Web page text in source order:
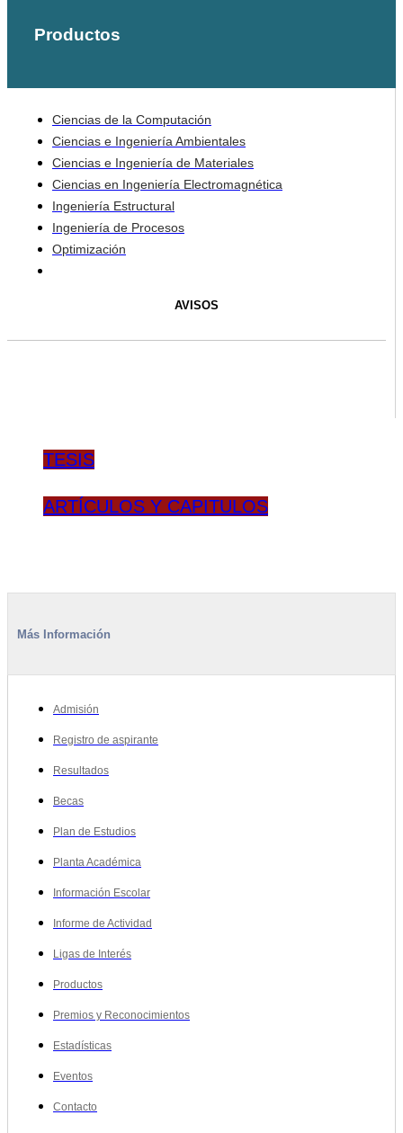
Productos
Ciencias de la Computación
Ciencias e Ingeniería Ambientales
Ciencias e Ingeniería de Materiales
Ciencias en Ingeniería Electromagnética
Ingeniería Estructural
Ingeniería de Procesos
Optimización
AVISOS
TESIS
ARTÍCULOS Y CAPITULOS
Más Información
Admisión
Registro de aspirante
Resultados
Becas
Plan de Estudios
Planta Académica
Información Escolar
Informe de Actividad
Ligas de Interés
Productos
Premios y Reconocimientos
Estadísticas
Eventos
Contacto